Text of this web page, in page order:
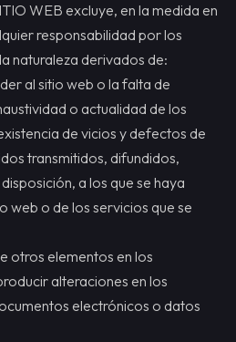
WEB excluye, en la medida en
responsabilidad por los
naturaleza derivados de:
al sitio web o la falta de
o actualidad de los
de vicios y defectos de
transmitidos, difundidos,
a los que se haya
web o de los servicios que se
otros elementos en los
alteraciones en los
electrónicos o datos